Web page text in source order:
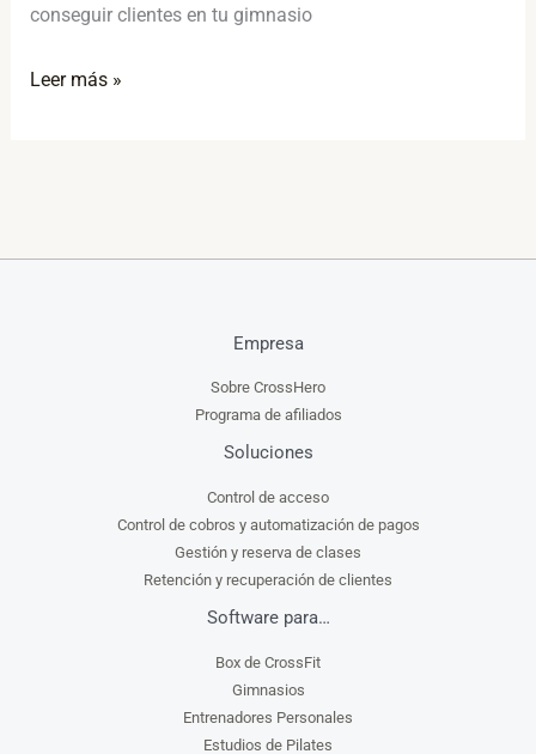
conseguir clientes en tu gimnasio
Leer más »
Empresa
Sobre CrossHero
Programa de afiliados
Soluciones
Control de acceso
Control de cobros y automatización de pagos
Gestión y reserva de clases
Retención y recuperación de clientes
Software para…
Box de CrossFit
Gimnasios
Entrenadores Personales
Estudios de Pilates